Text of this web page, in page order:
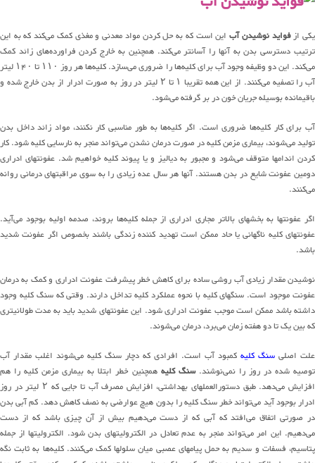
یکی ازفواید نوشیدن آباین است که به حل کردن مواد معدنی و مغذی کمک می‌کند که به این
ترتیب دسترسی بدن به آنها را آسانتر می‌کند. همچنین به خارج کردن فراورده‌های زائد کمک
می‌کند. این دو وظیفه وجود آب برای کلیه‌ها را ضروری می‌سازد. کلیه‌ها هر روز ۱۱۰ تا ۱۴۰ لیتر
آب را تصفیه می‌کنند. از این همه تقریبا ۱ تا ۲ لیتر در روز به صورت ادرار از بدن خارج شده و
باقیمانده بوسیله جریان خون در بر گرفته می‌شود.
آب برای کار کلیه‌ها ضروری است. اگر کلیه‌ها به طور مناسبی کار نکنند، مواد زائد داخل بدن
تولید می‌شوند، بیماری مزمن کلیه در صورت درمان نشدن می‌تواند منجر به نارسایی کلیه شود. کار
کردن اندامها متوقف می‌شود و مجبور به دیالیز و یا پیوند کلیه خواهیم شد. عفونتهای ادراری
دومین عفونت شایع در بدن هستند. آنها هر سال عده زیادی را به سوی مراقبتهای درمانی روانه
می‌کنند.
اگر عفونتها به بخشهای بالاتر مجاری ادراری از جمله کلیه‌ها بروند، صدمه اولیه بوجود می‌آید.
عفونتهای کلیه ناگهانی یا حاد ممکن است تهدید کننده زندگی باشند بخصوص اگر عفونت شدید
باشد.
نوشیدن مقدار زیادی آب روشی ساده برای کاهش خطر پیشرفت عفونت ادراری و کمک به درمان
عفونت موجود است. سنگهای کلیه با نحوه عملکرد کلیه تداخل دارند. وقتی که سنگ کلیه وجود
داشته باشد ممکن است موجب عفونت ادراری شود. این عفونتهای شدید باید به مدت طولانیتری
که بین یک تا دو هفته زمان می‌برد، درمان می‌شوند.
علت اصلی سنگ کلیه کمبود آب است. افرادی که دچار سنگ کلیه می‌شوند اغلب مقدار آب
توصیه شده در روز را نمی‌نوشند.سنگ کلیه همچنین خطر ابتلا به بیماری مزمن کلیه را هم
افزایش می‌دهد. طبق دستورالعملهای بهداشتی، افزایش مصرف آب تا جایی که ۲ لیتر در روز
ادرار بوجود آید می‌تواند خطر سنگ کلیه را بدون هیچ عوارضی به نصف کاهش دهد. کم آبی بدن
در صورتی اتفاق می‌افتد که آبی که از دست می‌دهیم بیش از آن چیزی باشد که از دست
می‌دهیم. این امر می‌تواند منجر به عدم تعادل در الکترولیتهای بدن شود. الکترولیتها از جمله
پتاسیم، فسفات و سدیم به حمل پیامهای عصبی میان سلولها کمک می‌کنند. کلیه‌ها به ثابت نگه